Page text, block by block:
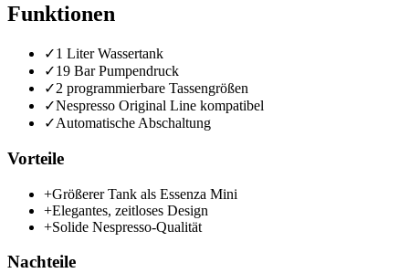
Funktionen
✓1 Liter Wassertank
✓19 Bar Pumpendruck
✓2 programmierbare Tassengrößen
✓Nespresso Original Line kompatibel
✓Automatische Abschaltung
Vorteile
+Größerer Tank als Essenza Mini
+Elegantes, zeitloses Design
+Solide Nespresso-Qualität
Nachteile